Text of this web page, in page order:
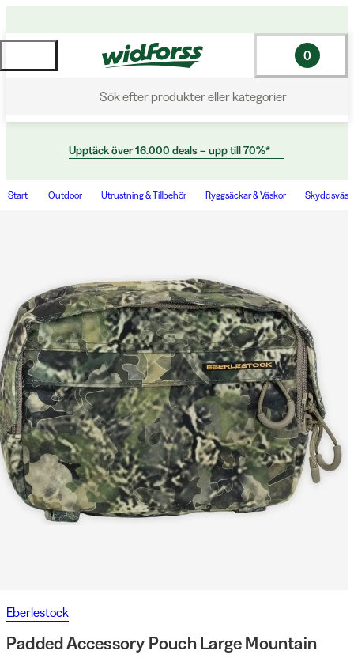
Sök efter produkter eller kategorier
0
Upptäck över 16.000 deals – upp till 70%*
Start Outdoor Utrustning & Tillbehör Ryggsäckar & Väskor
Eberlestock
Padded Accessory Pouch Large Mountain